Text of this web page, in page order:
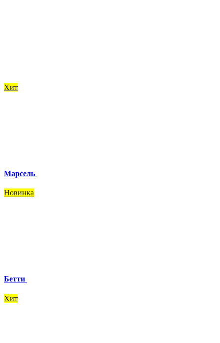
Хит
Марсель
Новинка
Бетти
Хит